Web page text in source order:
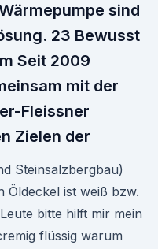
sind
23 Bewusst
Seit 2009
mit der
Fleissner
Zielen der
Steinsalzbergbau)
Öldeckel ist weiß bzw.
bitte hilft mir mein
flüssig warum